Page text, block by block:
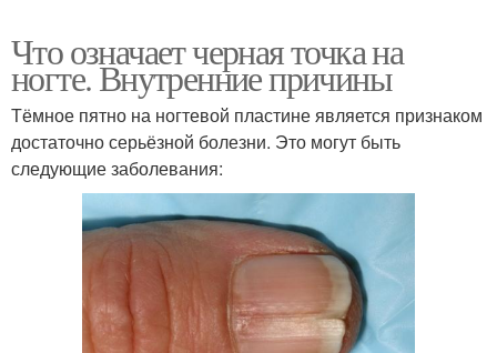
Что означает черная точка на
ногте. Внутренние причины
Тёмное пятно на ногтевой пластине является признаком
достаточно серьёзной болезни. Это могут быть
следующие заболевания: